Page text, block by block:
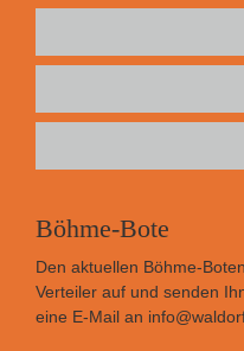
Böhme-Bote
Den aktuellen Böhme-
Verteiler auf und senden
eine E-Mail an